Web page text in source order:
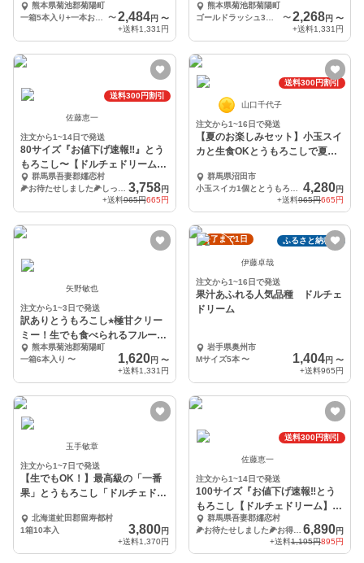
うもろこし
熊本県菊池郡菊陽町
〜 2,484円 〜
+送料1,331円
ェドリーム)
熊本県菊池郡菊陽町
〜2,268円 〜
+送料1,331円
送料300円割引
佐藤恵一
注文から1~14日で発送
80サイズ『お値下げ速報‼️』とう
もろこし〜【ドルチェドリーム】
９〜１１本入
群馬県吾妻郡嬬恋村
3,758円
+送料965円665円
送料300円割引
山口千代子
注文から1~16日で発送
【夏のお楽しみセット】小玉スイ
カと生食OKとうもろこしで夏を
群馬県沼田市
4,280円
+送料965円665円
矢野敏也
注文から1~3日で発送
訳ありとうもろこし⭐︎極甘クリー
ミー！生でも食べられるフルーツ
とうもろこし
熊本県菊池郡菊陽町
一箱6本入り 〜 1,620円 〜
+送料1,331円
終了まで1日 ふるさと納税可
伊藤卓哉
注文から1~16日で発送
果汁あふれる人気品種 ドルチェ
ドリーム
岩手県奥州市
Mサイズ5本 〜 1,404円 〜
+送料965円
玉手敏章
注文から1~7日で発送
【生でもOK！】最高級の「一番
果」とうもろこし「ドルチェドリ
北海道虻田郡留寿都村
1箱10本入
3,800円
+送料1,370円
送料300円割引
佐藤恵一
注文から1~14日で発送
100サイズ『お値下げ速報‼️とう
もろこし【ドルチェドリーム】１
８〜２２本入
群馬県吾妻郡嬬恋村
🌽お待たせしました🌽お得に愉しむ１８〜２２本入
6,890円
+送料1,195円895円